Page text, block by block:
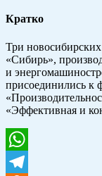
Кратко
Три
«Сибирь»,
и
присоединились к
«Эффективная и
WhatsApp